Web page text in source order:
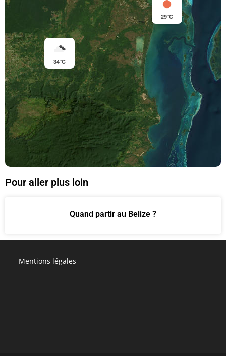
34°C
29°C
Pour aller plus loin
Quand partir au Belize ?
Mentions légales